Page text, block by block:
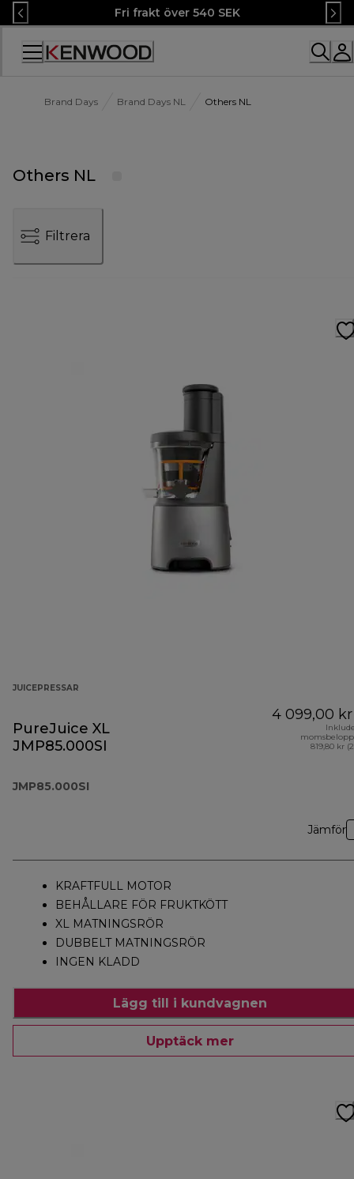
Skip
to
Content
Fri frakt över 540 SEK
Accessibility
Brand Days Brand Days NL Others NL
Others NL
Filtrera
JUICEPRESSAR
PureJuice XL
JMP85.000SI
JMP85.000SI
4 099,00 kr
819,80 kr
Jämför
KRAFTFULL MOTOR
BEHÅLLARE FÖR FRUKTKÖTT
XL MATNINGSRÖR
DUBBELT MATNINGSRÖR
INGEN KLADD
Lägg till i kundvagnen
Upptäck mer